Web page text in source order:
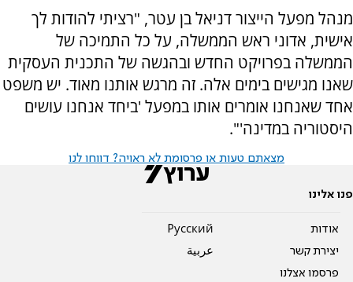
מנהל מפעל הייצור דניאל בן עטר, "רציתי להודות לך
אישית, אדוני ראש הממשלה, על כל התמיכה של
הממשלה בפרויקט החדש ובהגשה של התכנית העסקית
שאנו מגישים בימים אלה. זה מרגש אותנו מאוד. יש משפט
אחד שאנחנו אומרים אותו במפעל 'ביחד אנחנו עושים
היסטוריה במדינה'".
מצאתם טעות או פרסומת לא ראויה? דווחו לנו
פנו אלינו
אודות
יצירת קשר
פרסמו אצלנו
Pусский
عربية